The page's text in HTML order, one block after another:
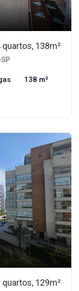
138m²
138 m²
129m²